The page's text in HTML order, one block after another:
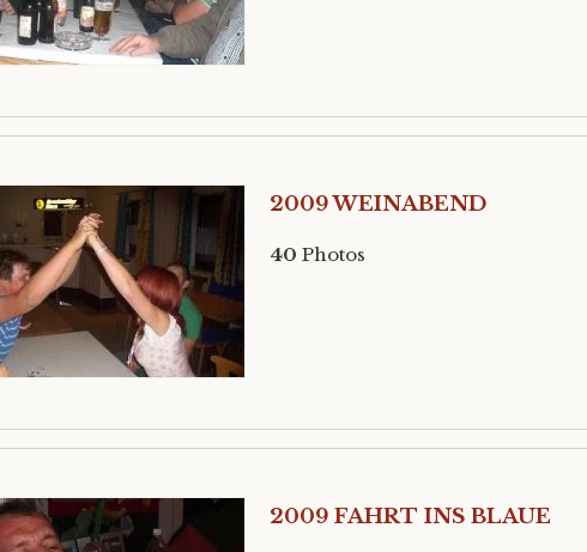
2009 WEINABEND
40 Photos
2009 FAHRT INS BLAUE